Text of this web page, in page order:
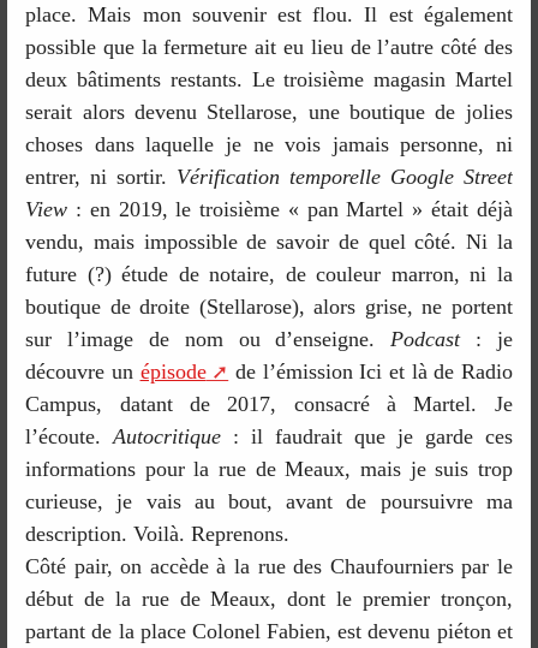
place. Mais mon souvenir est flou. Il est également
possible que la fermeture ait eu lieu de l’autre côté des
deux bâtiments restants. Le troisième magasin Martel
serait alors devenu Stellarose, une boutique de jolies
choses dans laquelle je ne vois jamais personne, ni
entrer, ni sortir. Vérification temporelle Google Street
View : en 2019, le troisième « pan Martel » était déjà
vendu, mais impossible de savoir de quel côté. Ni la
future (?) étude de notaire, de couleur marron, ni la
boutique de droite (Stellarose), alors grise, ne portent
sur l’image de nom ou d’enseigne. Podcast: je
découvre un épisode
de l’émission Ici et là de Radio
Campus, datant de 2017, consacré à Martel. Je
l’écoute.Autocritique : il faudrait que je garde ces
informations pour la rue de Meaux, mais je suis trop
curieuse, je vais au bout, avant de poursuivre ma
description. Voilà. Reprenons.
Côté pair, on accède à la rue des Chaufourniers par le
début de la rue de Meaux, dont le premier tronçon,
partant de la place Colonel Fabien, est devenu piéton et